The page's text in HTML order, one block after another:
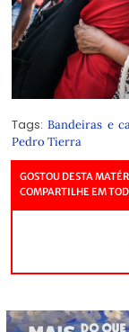
Tags:Bandeiras e
Pedro Tierra
GOSTOU DESTA
COMPARTILHE EM